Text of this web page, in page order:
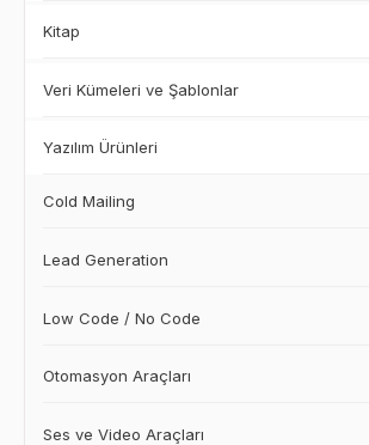
Kitap
Veri Kümeleri ve Şablonlar
Yazılım Ürünleri
Cold Mailing
Lead Generation
Low Code / No Code
Otomasyon Araçları
Ses ve Video Araçları